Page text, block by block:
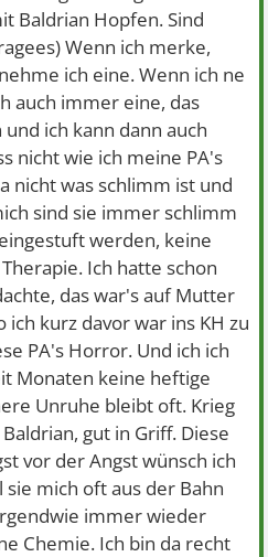
Baldrian Hopfen. Sind
Wenn ich merke,
ich eine. Wenn ich ne
auch immer eine, das
ich kann dann auch
nicht wie ich meine PA's
nicht was schlimm ist und
sind sie immer schlimm
werden, keine
Ich hatte schon
das war's auf Mutter
ich kurz davor war ins KH zu
PA's Horror. Und ich ich
Monaten keine heftige
Unruhe bleibt oft. Krieg
gut in Griff. Diese
vor der Angst wünsch ich
mich oft aus der Bahn
immer wieder
Chemie. Ich bin da recht